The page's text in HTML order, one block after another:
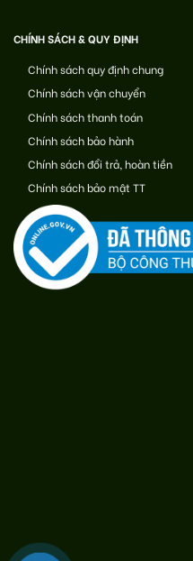
CHÍNH SÁCH & QUY ĐỊNH
Chính sách quy định chung
Chính sách vận chuyển
Chính sách thanh toán
Chính sách bảo hành
Chính sách đổi trả, hoàn tiền
Chính sách bảo mật TT